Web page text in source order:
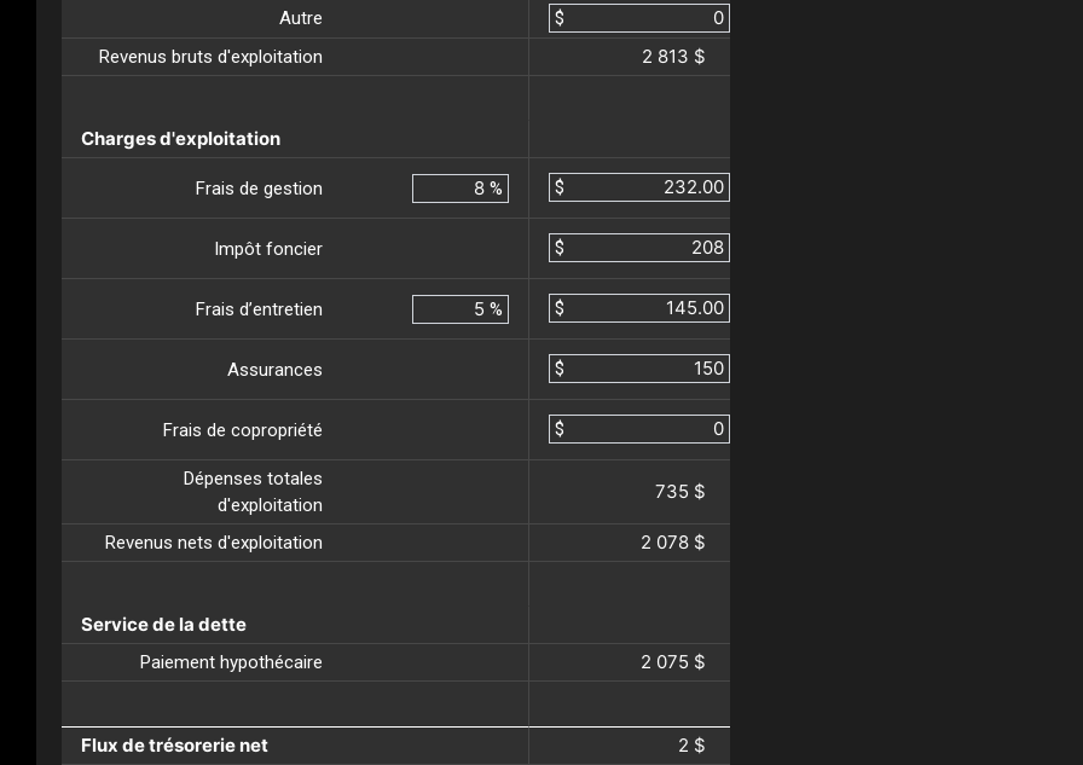
Autre
$
Revenus bruts d'exploitation
2 813 $
Charges d'exploitation
Frais de gestion % $
Impôt foncier $
Frais d’entretien % $
Assurances $
Frais de copropriété $
Dépenses totales
d'exploitation
735 $
Revenus nets d'exploitation 2 078 $
Service de la dette
Paiement hypothécaire 2 075 $
Flux de trésorerie net 2 $